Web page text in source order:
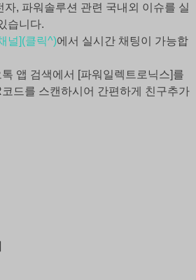
, 파워솔루션 관련 국내외 이슈를 실
습니다.
널](클릭^)에서 실시간 채팅이 가능합
앱 검색에서 [파워일렉트로닉스]를
드를 스캔하시어 간편하게 친구추가